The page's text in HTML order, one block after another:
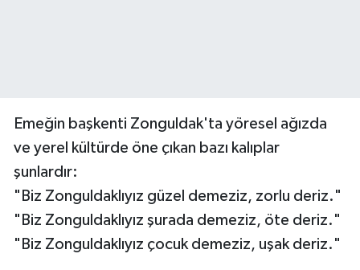
Emeğin başkenti Zonguldak'ta yöresel ağızda
ve yerel kültürde öne çıkan bazı kalıplar
şunlardır:
"Biz Zonguldaklıyız güzel demeziz, zorlu deriz."
"Biz Zonguldaklıyız şurada demeziz, öte deriz."
"Biz Zonguldaklıyız çocuk demeziz, uşak deriz."